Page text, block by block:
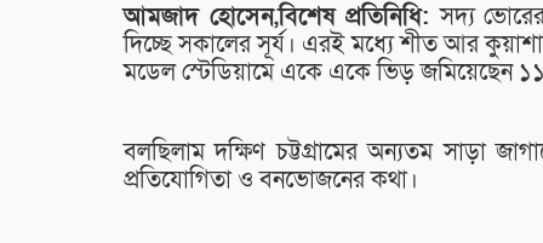
আমজাদ হোসেন,বিশেষ প্রতিনিধি:সদ্য
দিচ্ছে সকালের সূর্য। এরই মধ্যে শীত আর
মডেল স্টেডিয়ামে একে একে ভিড় জমিয়েছেন
বলছিলাম দক্ষিণ চট্টগ্রামের অন্যতম সাড়া
প্রতিযোগিতা ও বনভোজনের কথা।